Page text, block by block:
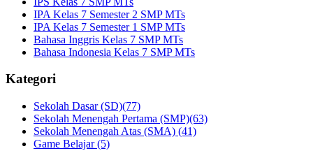
IPA Kelas 7 Semester 2 SMP MTs
IPA Kelas 7 Semester 1 SMP MTs
Bahasa Inggris Kelas 7 SMP MTs
Bahasa Indonesia Kelas 7 SMP MTs
Kategori
Sekolah Dasar (SD)(77)
Sekolah Menengah Pertama (SMP)(63)
Sekolah Menengah Atas (SMA) (41)
Game Belajar(5)